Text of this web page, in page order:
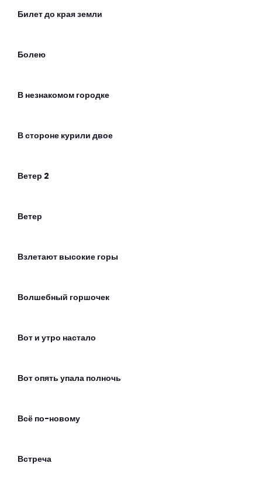
Билет до края земли
Болею
В незнакомом городке
В стороне курили двое
Ветер 2
Ветер
Взлетают высокие горы
Волшебный горшочек
Вот и утро настало
Вот опять упала полночь
Всё по-новому
Встреча